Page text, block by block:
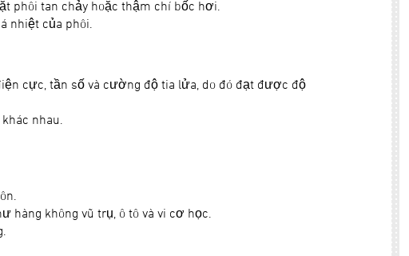
phôi tan chảy hoặc thậm chí bốc hơi.
nhiệt của phôi.
cực, tần số và cường độ tia lửa, do đó đạt được độ
nhau.
hàng không vũ trụ, ô tô và vi cơ học.